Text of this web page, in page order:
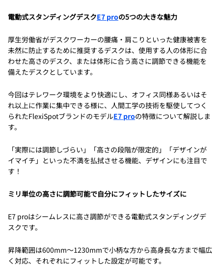
電動式スタンディングデスクE7 proの5つの大きな魅力
厚生労働省がデスクワーカーの腰痛・肩こりといった健康被害を
未然に防止するために推奨するデスクは、使用する人の体形に合
わせた高さのデスク、または体形に合う高さに調節できる機能を
備えたデスクとしています。
今回はテレワーク環境をより快適にし、オフィス同様あるいはそ
れ以上に作業に集中できる様に、人間工学の技術を駆使してつく
られたFlexiSpotブランドのモデルE7 proの特徴について解説しま
す。
「実際には調節しづらい」「高さの段階が限定的」「デザインが
イマイチ」といった不満を払拭させる機能、デザインにも注目で
す！
ミリ単位の高さに調節可能で自分にフィットしたサイズに
E7 proはシームレスに高さ調節ができる電動式スタンディングデ
スクです。
昇降範囲は600mm～1230mmで小柄な方から高身長な方まで幅広
く対応、それぞれにフィットした設定が可能です。